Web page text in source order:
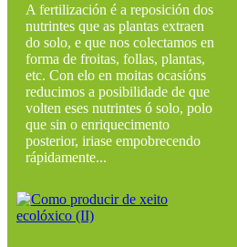
A fertilización é a reposición dos
nutrintes que as plantas extraen
do solo, e que nos colectamos en
forma de froitas, follas, plantas,
etc. Con elo en moitas ocasións
reducimos a posibilidade de que
volten eses nutrintes ó solo, polo
que sin o enriquecimento
posterior, iriase empobrecendo
rápidamente...